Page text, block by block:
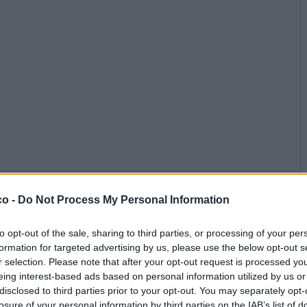
- Do Not Process My Personal Information
opt-out of the sale, sharing to third parties, or processing of your
for targeted advertising by us, please use the below opt-out
selection. Please note that after your opt-out request is processed
interest-based ads based on personal information utilized by us
to third parties prior to your opt-out. You may separately
of your personal information by third parties on the IAB’s list of
Gimlet:Vabbè..un tempo erano come con il filtro 😂
isabel:😅😅😅 e vabbè so cambiati i tempi 😂
2
12 Maggio alle ore 14:54·Ti stimo·Rispondi